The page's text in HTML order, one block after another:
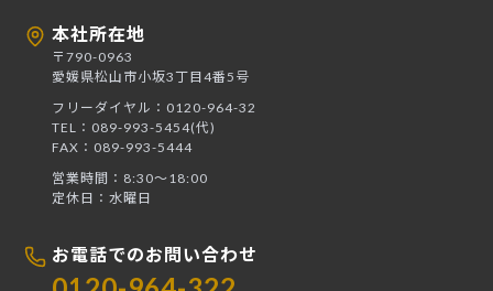
本社所在地
〒790-0963
愛媛県松山市小坂3丁目4番5号
フリーダイヤル：0120-964-32
TEL：089-993-5454(代)
FAX：089-993-5444
営業時間：8:30〜18:00
定休日：水曜日
お電話でのお問い合わせ